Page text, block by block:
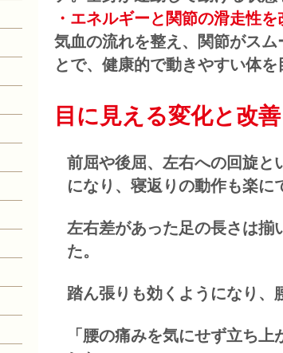
・エネルギーと関節の滑走性を
気血の流れを整え、関節がス
とで、健康的で動きやすい体を
目に見える変化と改善
前屈や後屈、左右への回旋と
になり、寝返りの動作も楽に
左右差があった足の長さは揃
た。
踏ん張りも効くようになり、
「腰の痛みを気にせず立ち